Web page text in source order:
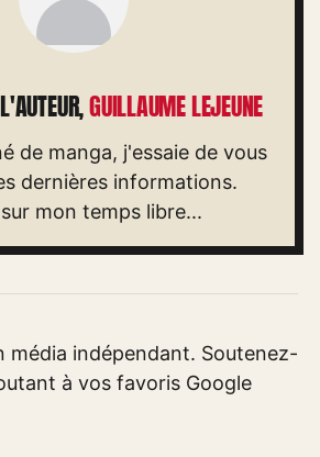
GUILLAUME LEJEUNE
de manga, j'essaie de vous
dernières informations.
mon temps libre...
média indépendant. Soutenez-
à vos favoris Google